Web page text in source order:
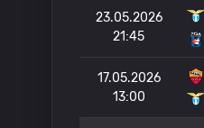
23.05.2026
21:45
17.05.2026
13:00